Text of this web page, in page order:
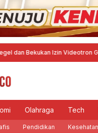
Izin Videotron Gegara
Olahraga Tech
Pendidikan Kesehatan